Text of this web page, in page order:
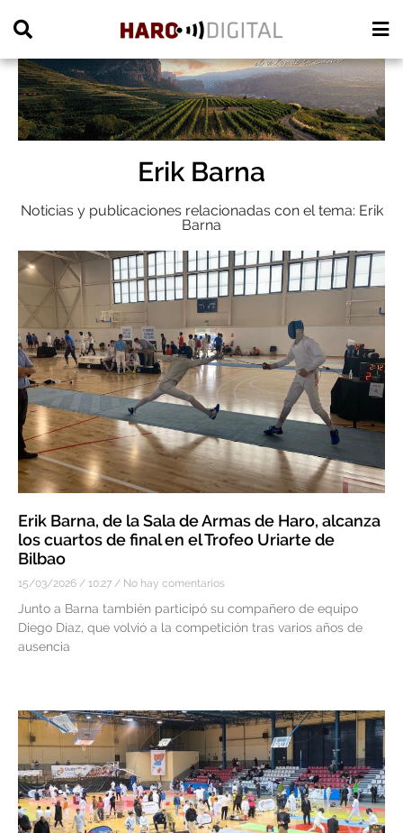
Erik Barna
Noticias y publicaciones relacionadas con el tema: Erik
Barna
Erik Barna, de la Sala de Armas de Haro, alcanza
los cuartos de final en el Trofeo Uriarte de
Bilbao
15/03/2026 10:27 No hay comentarios
Junto a Barna también participó su compañero de equipo
Diego Díaz, que volvió a la competición tras varios años de
ausencia